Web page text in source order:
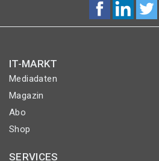
IT-MARKT
Mediadaten
Magazin
Abo
Shop
SERVICES